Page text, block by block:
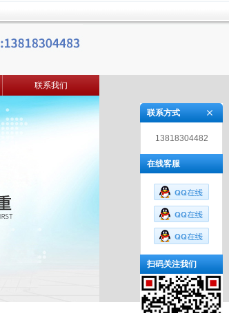
联系我们
联系方式
13818304482
在线客服
扫码关注我们